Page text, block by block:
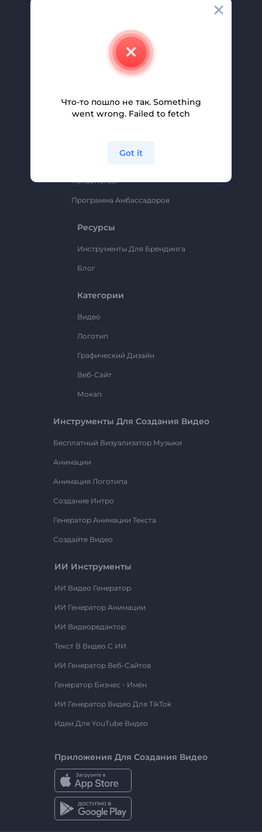
Свяжитесь С Нами
Партнерская Программа
Renderforest
Программа Амбассадоров
Ресурсы
Инструменты Для Брендинга
Блог
Категории
Видео
Логотип
Графический Дизайн
Веб-Сайт
Мокап
Инструменты Для Создания Видео
Бесплатный Визуализатор Музыки
Анимации
Анимация Логотипа
Создание Интро
Генератор Анимации Текста
Создайте Видео
ИИ Инструменты
ИИ Видео Генератор
ИИ Генератор Анимации
ИИ Видеоредактор
Текст В Видео С ИИ
ИИ Генератор Веб-Сайтов
Генератор Бизнес - Имён
ИИ Генератор Видео Для TikTok
Идеи Для YouTube Видео
Приложения Для Создания Видео
Что-то пошло не так. Something
went wrong. Failed to fetch
Got it